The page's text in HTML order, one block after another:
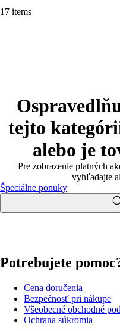
17 items
tejto
alebo je
Pre zobrazenie platných
vyhľadajte
Špeciálne ponuky
Potrebujete
Cena doručenia
Bezpečnosť pri nákupe
Všeobecné obchodné
Ochrana súkromia